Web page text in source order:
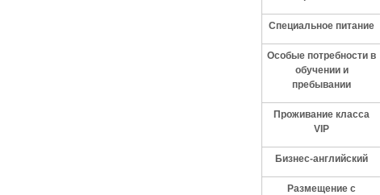
Специальное питание
Особые потребности в
обучении и
пребывании
Проживание класса
VIP
Бизнес-английский
Размещение с